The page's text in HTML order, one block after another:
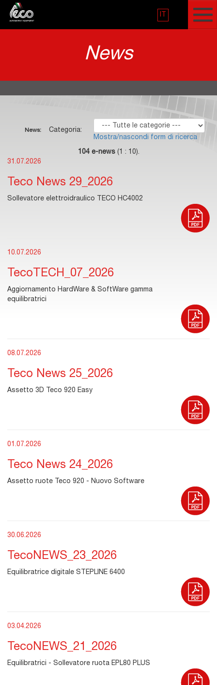
IT
News
News: Categoria:
Mostra/nascondi form di ricerca
104 e-news (1 : 10).
31.07.2026
Teco News 29_2026
Sollevatore elettroidraulico TECO HC4002
10.07.2026
TecoTECH_07_2026
Aggiornamento HardWare & SoftWare gamma
equilibratrici
08.07.2026
Teco News 25_2026
Assetto 3D Teco 920 Easy
01.07.2026
Teco News 24_2026
Assetto ruote Teco 920 - Nuovo Software
30.06.2026
TecoNEWS_23_2026
Equilibratrice digitale STEPLINE 6400
03.04.2026
TecoNEWS_21_2026
Equilibratrici - Sollevatore ruota EPL80 PLUS